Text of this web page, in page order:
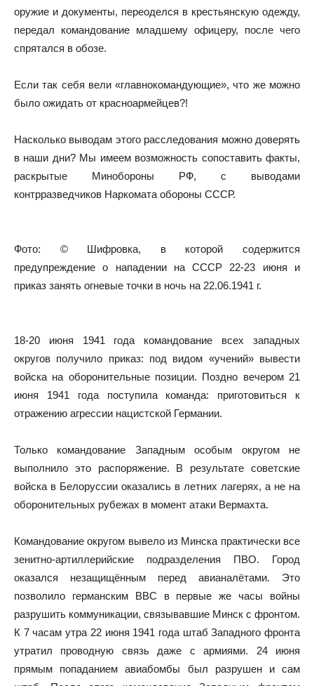
оружие и документы, переоделся в крестьянскую одежду,
передал командование младшему офицеру, после чего
спрятался в обозе.
Если так себя вели «главнокомандующие», что же можно
было ожидать от красноармейцев?!
Насколько выводам этого расследования можно доверять
в наши дни? Мы имеем возможность сопоставить факты,
раскрытые Минобороны РФ, с выводами
контрразведчиков Наркомата обороны СССР.
Фото: © Шифровка, в которой содержится
предупреждение о нападении на СССР 22-23 июня и
приказ занять огневые точки в ночь на 22.06.1941 г.
18-20 июня 1941 года командование всех западных
округов получило приказ: под видом «учений» вывести
войска на оборонительные позиции. Поздно вечером 21
июня 1941 года поступила команда: приготовиться к
отражению агрессии нацистской Германии.
Только командование Западным особым округом не
выполнило это распоряжение. В результате советские
войска в Белоруссии оказались в летних лагерях, а не на
оборонительных рубежах в момент атаки Вермахта.
Командование округом вывело из Минска практически все
зенитно-артиллерийские подразделения ПВО. Город
оказался незащищённым перед авианалётами. Это
позволило германским ВВС в первые же часы войны
разрушить коммуникации, связывавшие Минск с фронтом.
К 7 часам утра 22 июня 1941 года штаб Западного фронта
утратил проводную связь даже с армиями. 24 июня
прямым попаданием авиабомбы был разрушен и сам